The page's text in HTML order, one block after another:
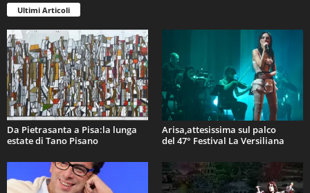
Ultimi Articoli
Da Pietrasanta a Pisa:la lunga
estate di Tano Pisano
Arisa,attesissima sul palco
del 47° Festival La Versiliana